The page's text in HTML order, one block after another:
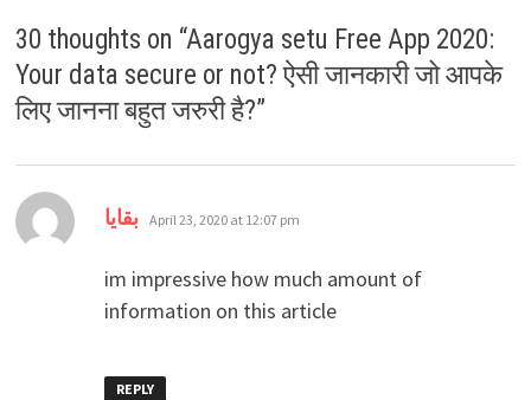
30 thoughts on “Aarogya setu Free App 2020:
Your data secure or not? ऐसी जानकारी जो आपके
लिए जानना बहुत जरुरी है?”
بقايا says:
April 23, 2020 at 12:07 pm
im impressive how much amount of
information on this article
REPLY